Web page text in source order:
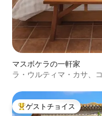
マスボケラの一軒家
ラ・ウルティマ・カサ、
大好評のゲストチョイス
ゲストチョイス